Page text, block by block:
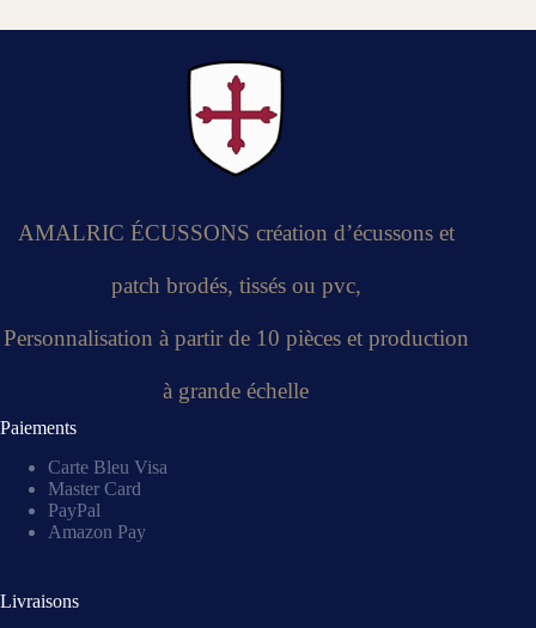
AMALRIC ÉCUSSONS création d’écussons et
patch brodés, tissés ou pvc,
Personnalisation à partir de 10 pièces et production
à grande échelle
Paiements
Carte Bleu Visa
Master Card
PayPal
Amazon Pay
Livraisons